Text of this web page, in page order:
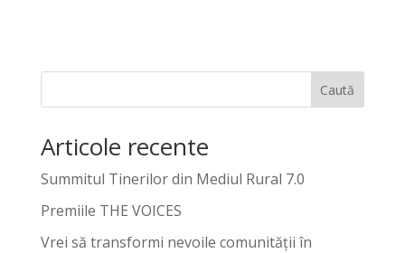
Caută
Articole recente
Summitul Tinerilor din Mediul Rural 7.0
Premiile THE VOICES
Vrei să transformi nevoile comunității în